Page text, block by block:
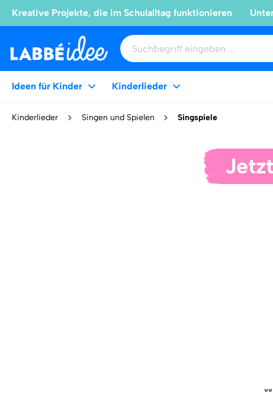
Kreative Projekte, die im Schulalltag funktionieren
Ideen für Kinder Kinderlieder
Kinderlieder Singen und Spielen Singspiele